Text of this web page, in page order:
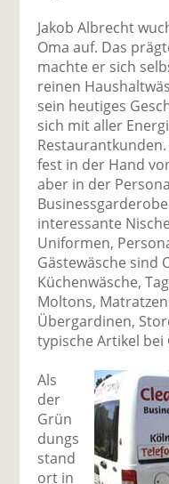
Jakob Albrecht
Oma auf. Das
machte er sich
reinen
sein heutiges
sich mit aller
fest in der Hand
aber in der
interessante
Uniformen,
Gästewäsche sind
Küchenwäsche,
Moltons,
Übergardinen,
typische Artikel bei
Als
der
Grün
dungs
stand
ort in